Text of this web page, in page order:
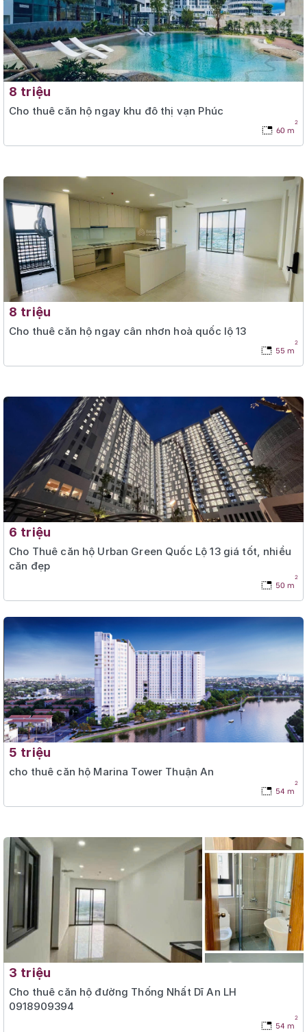
8 triệu
Cho thuê căn hộ ngay khu đô thị vạn Phúc
60 m
2
8 triệu
Cho thuê căn hộ ngay cân nhơn hoà quốc lộ 13
55 m
2
6 triệu
Cho Thuê căn hộ Urban Green Quốc Lộ 13 giá tốt, nhiều
căn đẹp
50 m
2
5 triệu
cho thuê căn hộ Marina Tower Thuận An
54 m
2
3 triệu
Cho thuê căn hộ đường Thống Nhất Dĩ An LH
0918909394
54 m
2